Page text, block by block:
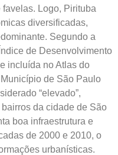
Logo, Pirituba
diversificadas,
Segundo a
de Desenvolvimento
incluída no Atlas do
de São Paulo
“elevado”,
da cidade de São
boa infraestrutura e
de 2000 e 2010, o
urbanísticas.